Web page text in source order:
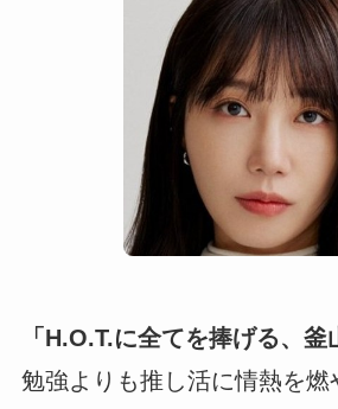
「H.O.T.に全てを捧げる、釜
勉強よりも推し活に情熱を燃